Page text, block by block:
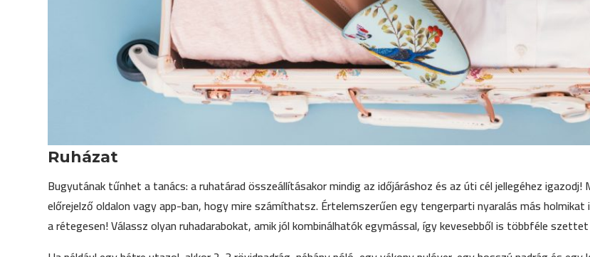
Ruházat
Bugyutának tűnhet a tanács: a ruhatárad összeállításakor mindig az időjáráshoz és az úti cél jellegéhez
előrejelző oldalon vagy app-ban, hogy mire számíthatsz. Értelemszerűen egy tengerparti nyaralás más
a rétegesen! Válassz olyan ruhadarabokat, amik jól kombinálhatók egymással, így kevesebből is többféle